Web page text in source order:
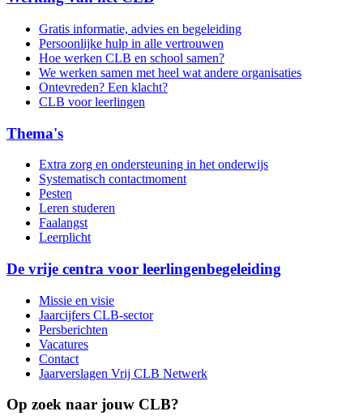
Gratis informatie, advies en begeleiding
Persoonlijke hulp in alle vertrouwen
Hoe werken CLB en school samen?
We werken samen met heel wat andere organisaties
Ontevreden? Een klacht?
CLB voor leerlingen
Thema's
Extra zorg en ondersteuning in het onderwijs
Systematisch contactmoment
Pesten
Leren studeren
Faalangst
Leerplicht
De vrije centra voor leerlingenbegeleiding
Missie en visie
Jaarcijfers CLB-sector
Persberichten
Vacatures
Contact
Jaarverslagen Vrij CLB Netwerk
Op zoek naar jouw CLB?